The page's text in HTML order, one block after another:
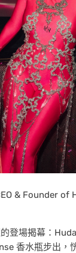
& Founder of
登場揭幕：
香水瓶步出，